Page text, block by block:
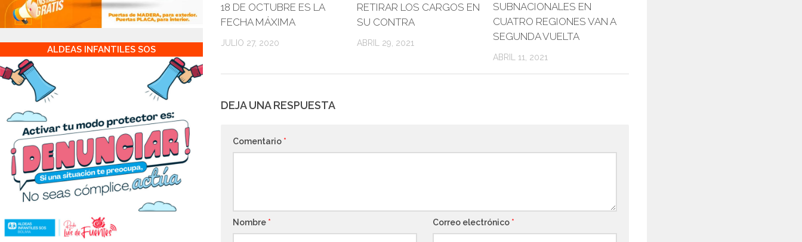
18 DE OCTUBRE ES LA
FECHA MÁXIMA
JULIO 27, 2020
RETIRAR LOS CARGOS EN
SU CONTRA
ABRIL 29, 2021
SUBNACIONALES EN
CUATRO REGIONES VAN A
SEGUNDA VUELTA
ABRIL 11, 2021
DEJA UNA RESPUESTA
Comentario *
Nombre * Correo electrónico *
ALDEAS INFANTILES SOS